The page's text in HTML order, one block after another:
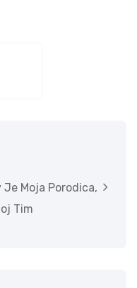
Moja Porodica,
Tim